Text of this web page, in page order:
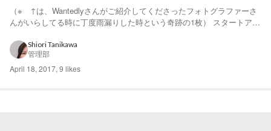
（※ ↑は、Wantedlyさんがご紹介してくださったフォトグラファーさ
んがいらしてる時に丁度雨漏りした時という奇跡の1枚） スタートアッ
環境って、どんなものをイメージされますか？（そしてIT系） 私個人
Shiori Tanikawa
管理部
April 18, 2017, 9 likes